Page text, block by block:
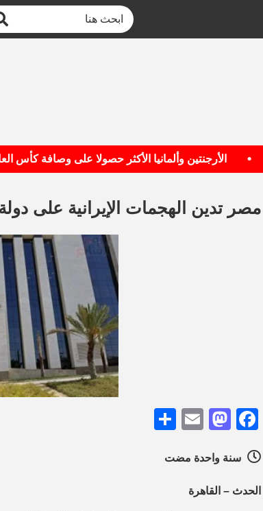
الأرجنتين وألمانيا الأكثر حصولا على وصافة كأس
مصر تدين الهجمات الإيرانية على
Facebook
Mastodon
Email
سنة واحدة مضت
الحدث – القاهرة